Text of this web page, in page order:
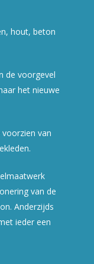
hout, beton
de voorgevel
het nieuwe
van
van de
Anderzijds
ieder een